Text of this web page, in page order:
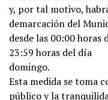
y, por tal motivo,
demarcación del
desde las 00:00 horas
23:59 horas del día
domingo.
Esta medida se toma
público y la